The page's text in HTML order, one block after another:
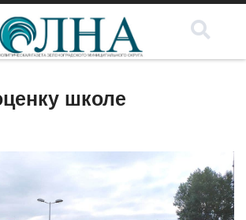
школе